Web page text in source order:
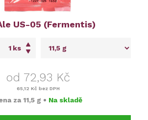
US-05 (Fermentis)
ks
od 72,93 Kč
65,12 Kč bez DPH
za 11,5 g • Na skladě